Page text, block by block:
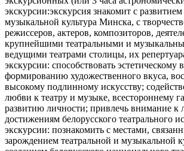
экскурсии:экскурсия знакомит с развитием
музыкальной культура Минска, с
режиссеров, актеров, композиторов,
крупнейшими театральными и
ведущими театрами столицы, их
экскурсии: способствовать эстетическому
формированию художественного вкуса,
высокому подлинному искусству;
любви к театру и музыке, всестороннему
развитию личности; привлечь внимание к
достижениям белорусского театрального
экскурсии: познакомить с местами,
зарождением театральной и музыкальной